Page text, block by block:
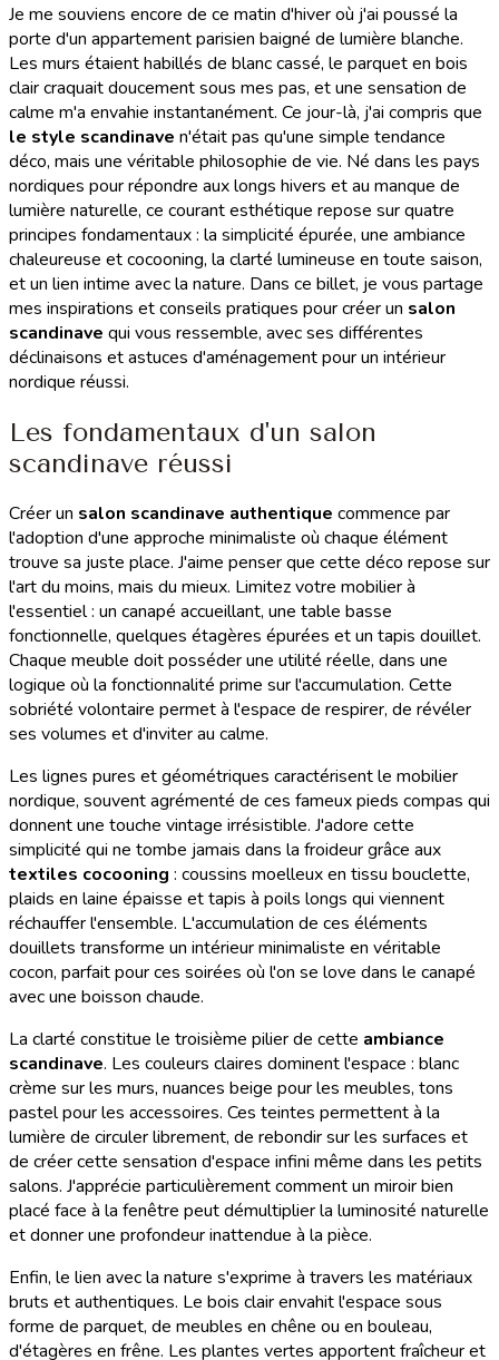
Je me souviens encore de ce matin d'hiver où j'ai poussé la
porte d'un appartement parisien baigné de lumière blanche.
Les murs étaient habillés de blanc cassé, le parquet en bois
clair craquait doucement sous mes pas, et une sensation de
calme m'a envahie instantanément. Ce jour-là, j'ai compris que
le style scandinave n'était pas qu'une simple tendance
déco, mais une véritable philosophie de vie. Né dans les pays
nordiques pour répondre aux longs hivers et au manque de
lumière naturelle, ce courant esthétique repose sur quatre
principes fondamentaux : la simplicité épurée, une ambiance
chaleureuse et cocooning, la clarté lumineuse en toute saison,
et un lien intime avec la nature. Dans ce billet, je vous partage
mes inspirations et conseils pratiques pour créer un salon
scandinave qui vous ressemble, avec ses différentes
déclinaisons et astuces d'aménagement pour un intérieur
nordique réussi.
Les fondamentaux d'un salon
scandinave réussi
Créer un salon scandinave authentique commence par
l'adoption d'une approche minimaliste où chaque élément
trouve sa juste place. J'aime penser que cette déco repose sur
l'art du moins, mais du mieux. Limitez votre mobilier à
l'essentiel : un canapé accueillant, une table basse
fonctionnelle, quelques étagères épurées et un tapis douillet.
Chaque meuble doit posséder une utilité réelle, dans une
logique où la fonctionnalité prime sur l'accumulation. Cette
sobriété volontaire permet à l'espace de respirer, de révéler
ses volumes et d'inviter au calme.
Les lignes pures et géométriques caractérisent le mobilier
nordique, souvent agrémenté de ces fameux pieds compas qui
donnent une touche vintage irrésistible. J'adore cette
simplicité qui ne tombe jamais dans la froideur grâce aux
textiles cocooning : coussins moelleux en tissu bouclette,
plaids en laine épaisse et tapis à poils longs qui viennent
réchauffer l'ensemble. L'accumulation de ces éléments
douillets transforme un intérieur minimaliste en véritable
cocon, parfait pour ces soirées où l'on se love dans le canapé
avec une boisson chaude.
La clarté constitue le troisième pilier de cette ambiance
scandinave. Les couleurs claires dominent l'espace : blanc
crème sur les murs, nuances beige pour les meubles, tons
pastel pour les accessoires. Ces teintes permettent à la
lumière de circuler librement, de rebondir sur les surfaces et
de créer cette sensation d'espace infini même dans les petits
salons. J'apprécie particulièrement comment un miroir bien
placé face à la fenêtre peut démultiplier la luminosité naturelle
et donner une profondeur inattendue à la pièce.
Enfin, le lien avec la nature s'exprime à travers les matériaux
bruts et authentiques. Le bois clair envahit l'espace sous
forme de parquet, de meubles en chêne ou en bouleau,
d'étagères en frêne. Les plantes vertes apportent fraîcheur et